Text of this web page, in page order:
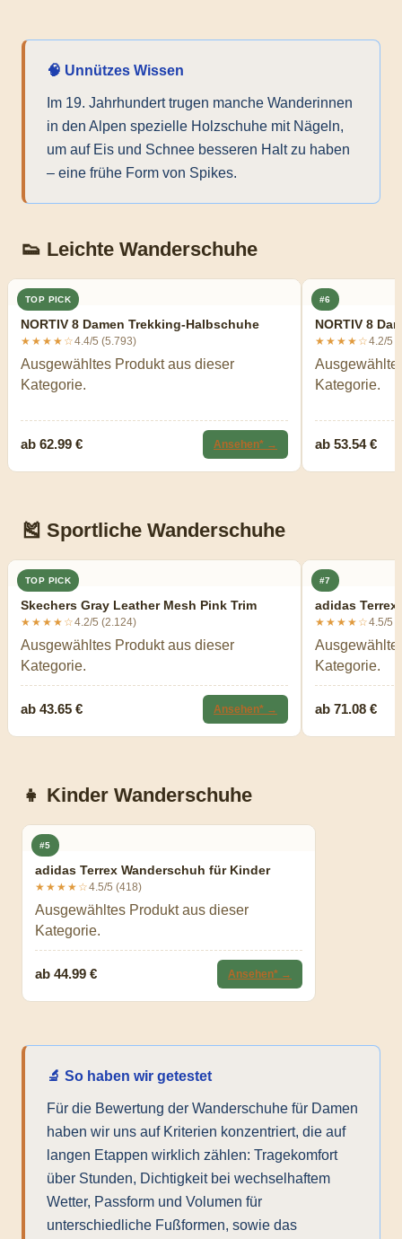
🧠 Unnützes Wissen
Im 19. Jahrhundert trugen manche Wanderinnen
in den Alpen spezielle Holzschuhe mit Nägeln,
um auf Eis und Schnee besseren Halt zu haben
– eine frühe Form von Spikes.
👟 Leichte Wanderschuhe
TOP PICK
NORTIV 8 Damen Trekking-Halbschuhe
★★★★☆4.4/5 (5.793)
Ausgewähltes Produkt aus dieser
Kategorie.
ab 62.99 € Ansehen* →
#6
NORTIV 8
★★★★☆4.2/5
Kategorie.
ab 53.54 €
🎽 Sportliche Wanderschuhe
TOP PICK
Skechers Gray Leather Mesh Pink Trim
★★★★☆4.2/5 (2.124)
Ausgewähltes Produkt aus dieser
Kategorie.
ab 43.65 € Ansehen* →
#7
adidas Terrex
★★★★☆4.5/5
Kategorie.
ab 71.08 €
👧 Kinder Wanderschuhe
#5
adidas Terrex Wanderschuh für Kinder
★★★★☆4.5/5 (418)
Ausgewähltes Produkt aus dieser
Kategorie.
ab 44.99 € Ansehen* →
🔬 So haben wir getestet
Für die Bewertung der Wanderschuhe für Damen
haben wir uns auf Kriterien konzentriert, die auf
langen Etappen wirklich zählen: Tragekomfort
über Stunden, Dichtigkeit bei wechselhaftem
Wetter, Passform und Volumen für
unterschiedliche Fußformen, sowie das